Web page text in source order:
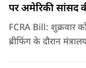
पर अमेरिकी सांसद
FCRA Bill: शुक्रवार
ब्रीफिंग के दौरान